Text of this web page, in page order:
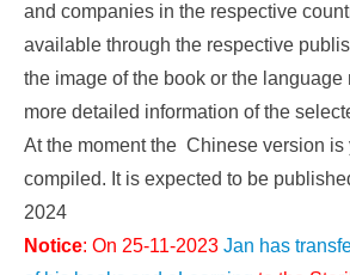
and companies in the respective
available through the respective
the image of the book or the
more detailed information of the
At the moment the Chinese version is
compiled. It is expected to be
2024
Notice: On 25-11-2023 Jan has